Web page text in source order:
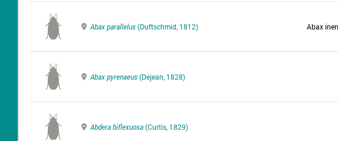
Abax parallelus(Duftschmid, 1812) Abax
Abax pyrenaeus(Dejean, 1828)
Abdera biflexuosa(Curtis, 1829)